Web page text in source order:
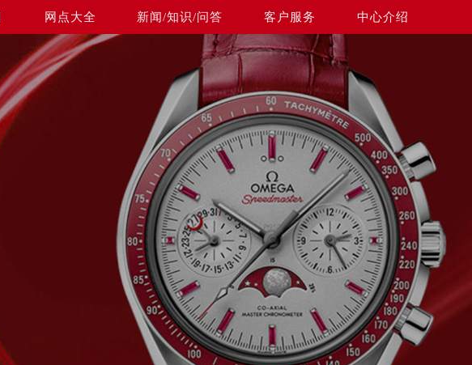
网点大全 新闻/知识/问答 客户服务 中心介绍